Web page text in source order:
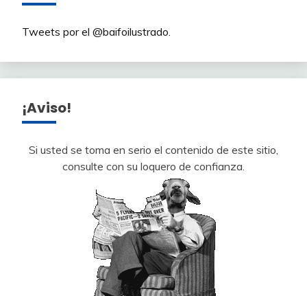
Tweets por el @baifoilustrado.
¡Aviso!
Si usted se toma en serio el contenido de este sitio,
consulte con su loquero de confianza.